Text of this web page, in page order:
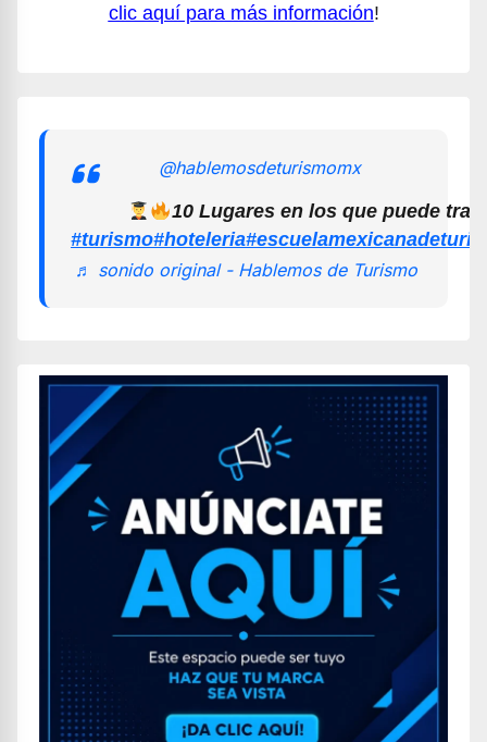
clic aquí para más información!
@hablemosdeturismomx
10 Lugares en los que puede
#turismo#hoteleria
♬ sonido original - Hablemos de Turismo